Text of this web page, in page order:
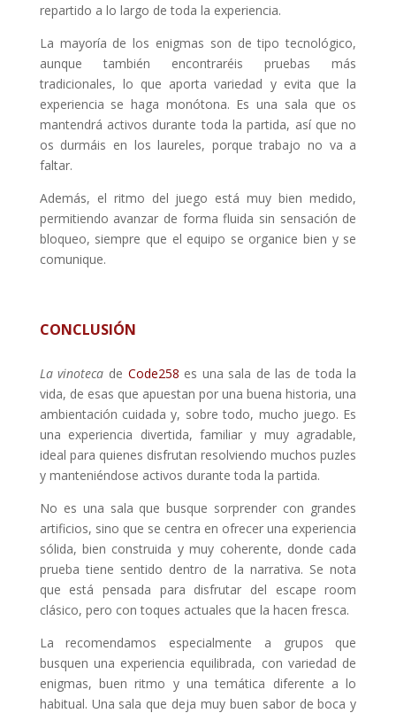
repartido a lo largo de toda la experiencia.
La mayoría de los enigmas son de tipo tecnológico,
aunque también encontraréis pruebas más
tradicionales, lo que aporta variedad y evita que la
experiencia se haga monótona. Es una sala que os
mantendrá activos durante toda la partida, así que no
os durmáis en los laureles, porque trabajo no va a
faltar.
Además, el ritmo del juego está muy bien medido,
permitiendo avanzar de forma fluida sin sensación de
bloqueo, siempre que el equipo se organice bien y se
comunique.
CONCLUSIÓN
La vinoteca de Code258 es una sala de las de toda la
vida, de esas que apuestan por una buena historia, una
ambientación cuidada y, sobre todo, mucho juego. Es
una experiencia divertida, familiar y muy agradable,
ideal para quienes disfrutan resolviendo muchos puzles
y manteniéndose activos durante toda la partida.
No es una sala que busque sorprender con grandes
artificios, sino que se centra en ofrecer una experiencia
sólida, bien construida y muy coherente, donde cada
prueba tiene sentido dentro de la narrativa. Se nota
que está pensada para disfrutar del escape room
clásico, pero con toques actuales que la hacen fresca.
La recomendamos especialmente a grupos que
busquen una experiencia equilibrada, con variedad de
enigmas, buen ritmo y una temática diferente a lo
habitual. Una sala que deja muy buen sabor de boca y